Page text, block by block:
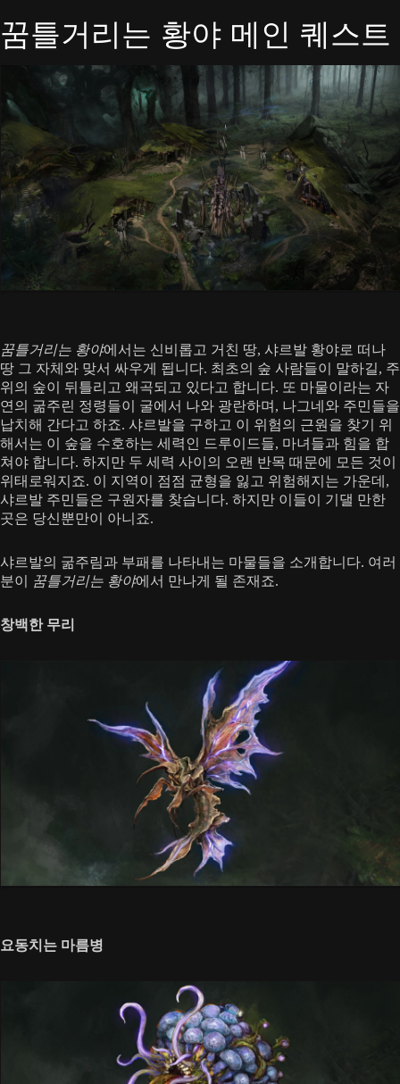
꿈틀거리는 황야 메인 퀘스트
꿈틀거리는 황야에서는 신비롭고 거친 땅, 샤르발 황야로 떠나
땅 그 자체와 맞서 싸우게 됩니다. 최초의 숲 사람들이 말하길, 주
위의 숲이 뒤틀리고 왜곡되고 있다고 합니다. 또 마물이라는 자
연의 굶주린 정령들이 굴에서 나와 광란하며, 나그네와 주민들을
납치해 간다고 하죠. 샤르발을 구하고 이 위험의 근원을 찾기 위
해서는 이 숲을 수호하는 세력인 드루이드들, 마녀들과 힘을 합
쳐야 합니다. 하지만 두 세력 사이의 오랜 반목 때문에 모든 것이
위태로워지죠. 이 지역이 점점 균형을 잃고 위험해지는 가운데,
샤르발 주민들은 구원자를 찾습니다. 하지만 이들이 기댈 만한
곳은 당신뿐만이 아니죠.
샤르발의 굶주림과 부패를 나타내는 마물들을 소개합니다. 여러
분이
꿈틀거리는 황야에서 만나게 될 존재죠.
창백한 무리
요동치는 마름병